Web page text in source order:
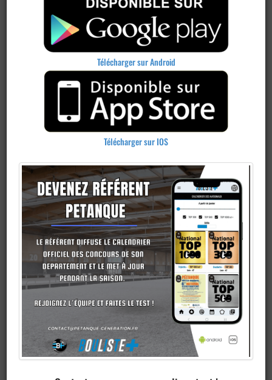
club
Télécharger sur Android
Télécharger sur IOS